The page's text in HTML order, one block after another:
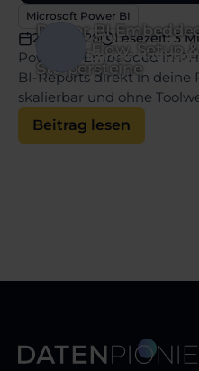
Power BI
Token-Flow, Setup
Stolpersteine
Autor:
Dennis
Microsoft Power BI
29.06.2026 Lesezeit: 3
Power BI Embedded in
BI-Reports direkt in deine
skalierbar und ohne
Beitrag lesen